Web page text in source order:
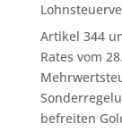
Artikel 344
Rates vom
befreiten